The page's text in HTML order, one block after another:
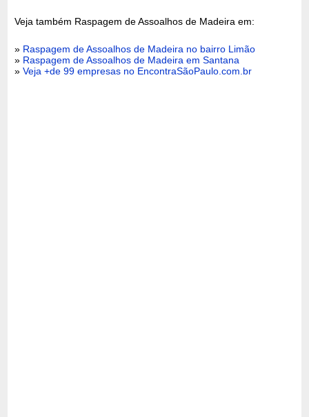
Veja também Raspagem de Assoalhos de Madeira em:
» Raspagem de Assoalhos de Madeira no bairro Limão
» Raspagem de Assoalhos de Madeira em Santana
»Veja +de 99 empresas no EncontraSãoPaulo.com.br